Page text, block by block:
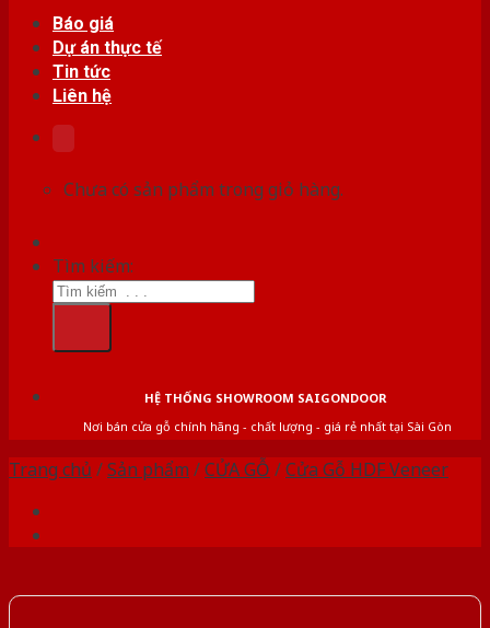
Báo giá
Dự án thực tế
Tin tức
Liên hệ
Chưa có sản phẩm trong giỏ hàng.
Tìm kiếm:
HỆ THỐNG SHOWROOM SAIGONDOOR
Nơi bán cửa gỗ chính hãng - chất lượng - giá rẻ nhất tại Sài Gòn
Trang chủ /Sản phẩm /CỬA GỖ /Cửa Gỗ HDF Veneer